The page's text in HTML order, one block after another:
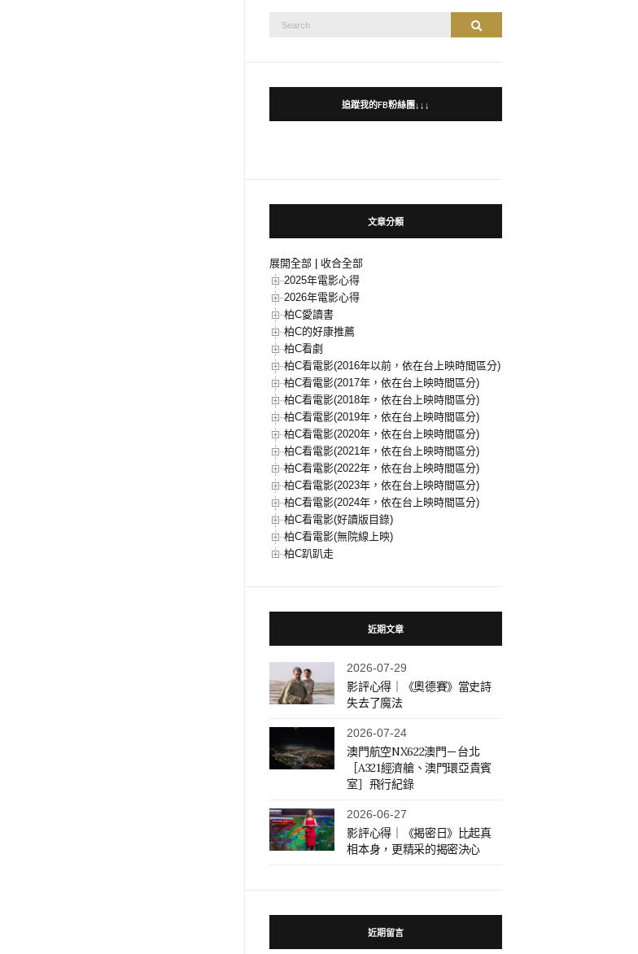
Search
Search
追蹤我的FB粉絲團↓↓↓
文章分類
展開全部
收合全部
2025年電影心得
2026年電影心得
柏C愛讀書
柏C的好康推薦
柏C看劇
柏C看電影(2016年以前，依在台上映時間區分)
柏C看電影(2017年，依在台上映時間區分)
柏C看電影(2018年，依在台上映時間區分)
柏C看電影(2019年，依在台上映時間區分)
柏C看電影(2020年，依在台上映時間區分)
柏C看電影(2021年，依在台上映時間區分)
柏C看電影(2022年，依在台上映時間區分)
柏C看電影(2023年，依在台上映時間區分)
柏C看電影(2024年，依在台上映時間區分)
柏C看電影(好讀版目錄)
柏C看電影(無院線上映)
柏C趴趴走
近期文章
2026-07-29
影評心得｜《奧德賽》當史詩
失去了魔法
2026-07-24
澳門航空NX622澳門－台北
［A321經濟艙、澳門環亞貴賓
室］飛行紀錄
2026-06-27
影評心得｜《揭密日》比起真
相本身，更精采的揭密決心
近期留言